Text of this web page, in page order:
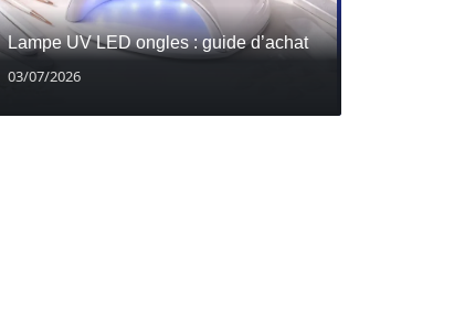
Lampe UV LED ongles : guide d’achat
03/07/2026